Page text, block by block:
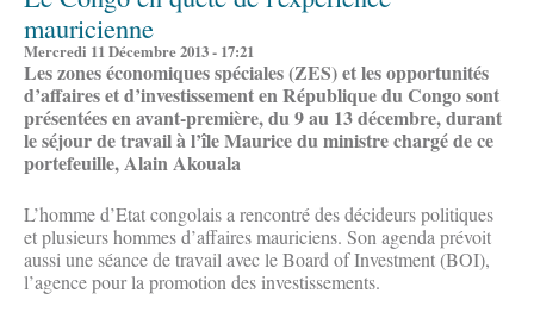
mauricienne
Mercredi 11 Décembre 2013 - 17:21
Les zones économiques spéciales (ZES) et les opportunités
d’affaires et d’investissement en République du Congo sont
présentées en avant-première, du 9 au 13 décembre, durant
le séjour de travail à l’île Maurice du ministre chargé de ce
portefeuille, Alain Akouala
L’homme d’Etat congolais a rencontré des décideurs politiques
et plusieurs hommes d’affaires mauriciens. Son agenda prévoit
aussi une séance de travail avec le Board of Investment (BOI),
l’agence pour la promotion des investissements.